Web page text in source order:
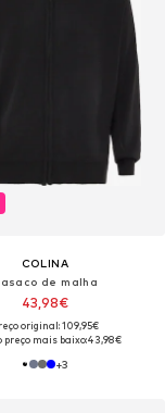
COLINA
de malha
43,98€
original: 109,95€
preço mais baixo:43,98€
+3